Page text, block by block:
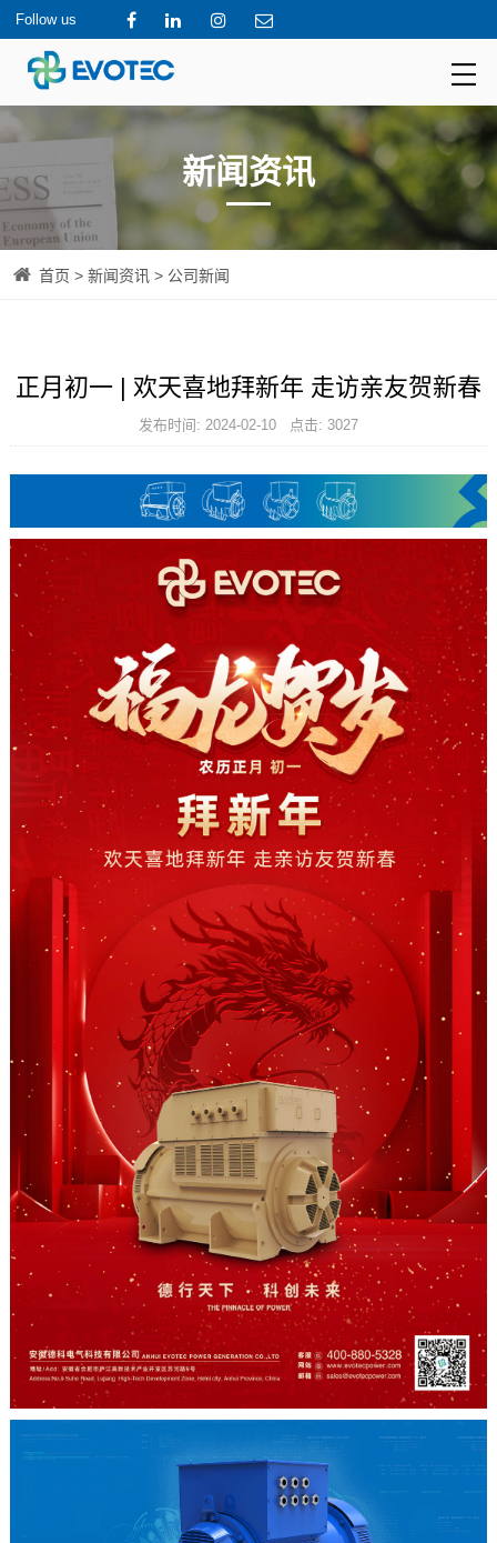
Follow us
新闻资讯
首页 > 新闻资讯 > 公司新闻
正月初一 | 欢天喜地拜新年 走访亲友贺新春
发布时间: 2024-02-10 点击: 3027